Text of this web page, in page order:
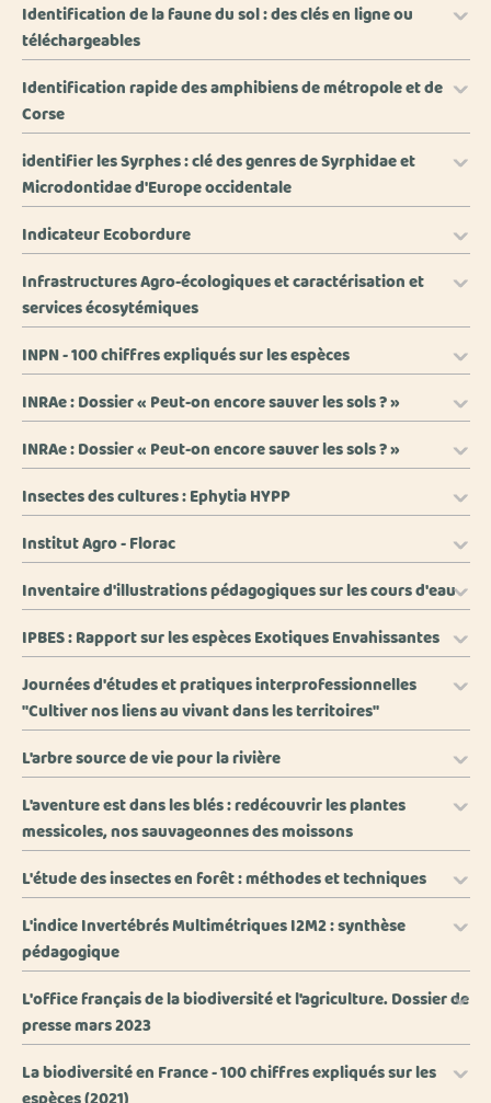
Identification de la faune du sol : des clés en ligne ou
téléchargeables
Identification rapide des amphibiens de métropole et de
Corse
identifier les Syrphes : clé des genres de Syrphidae et
Microdontidae d'Europe occidentale
Indicateur Ecobordure
Infrastructures Agro-écologiques et caractérisation et
services écosytémiques
INPN - 100 chiffres expliqués sur les espèces
INRAe : Dossier « Peut-on encore sauver les sols ? »
INRAe : Dossier « Peut-on encore sauver les sols ? »
Insectes des cultures : Ephytia HYPP
Institut Agro - Florac
Inventaire d'illustrations pédagogiques sur les cours d'eau
IPBES : Rapport sur les espèces Exotiques Envahissantes
Journées d'études et pratiques interprofessionnelles
"Cultiver nos liens au vivant dans les territoires"
L'arbre source de vie pour la rivière
L'aventure est dans les blés : redécouvrir les plantes
messicoles, nos sauvageonnes des moissons
L'étude des insectes en forêt : méthodes et techniques
L'indice Invertébrés Multimétriques I2M2 : synthèse
pédagogique
L'office français de la biodiversité et l'agriculture. Dossier de
presse mars 2023
La biodiversité en France - 100 chiffres expliqués sur les